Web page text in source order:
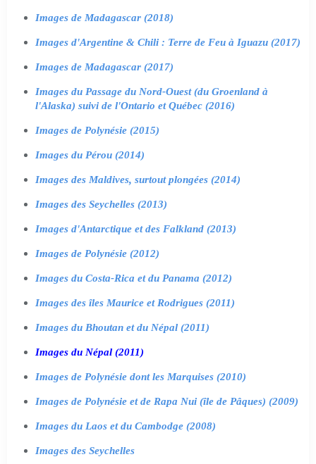
Images de Madagascar (2018)
Images d'Argentine & Chili : Terre de Feu à Iguazu (2017)
Images de Madagascar (2017)
Images du Passage du Nord-Ouest (du Groenland à
l'Alaska) suivi de l'Ontario et Québec (2016)
Images de Polynésie (2015)
Images du Pérou (2014)
Images des Maldives, surtout plongées (2014)
Images des Seychelles (2013)
Images d'Antarctique et des Falkland (2013)
Images de Polynésie (2012)
Images du Costa-Rica et du Panama (2012)
Images des îles Maurice et Rodrigues (2011)
Images du Bhoutan et du Népal (2011)
Images du Népal (2011)
Images de Polynésie dont les Marquises (2010)
Images de Polynésie et de Rapa Nui (île de Pâques) (2009)
Images du Laos et du Cambodge (2008)
Images des Seychelles